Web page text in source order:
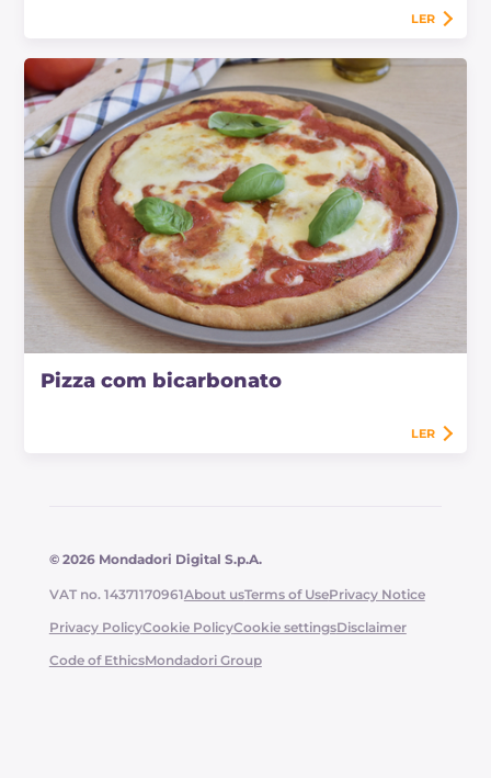
LER
Pizza com bicarbonato
LER
© 2026 Mondadori Digital S.p.A.
VAT no. 14371170961About usTerms of UsePrivacy Notice
Privacy PolicyCookie PolicyCookie settingsDisclaimer
Code of EthicsMondadori Group